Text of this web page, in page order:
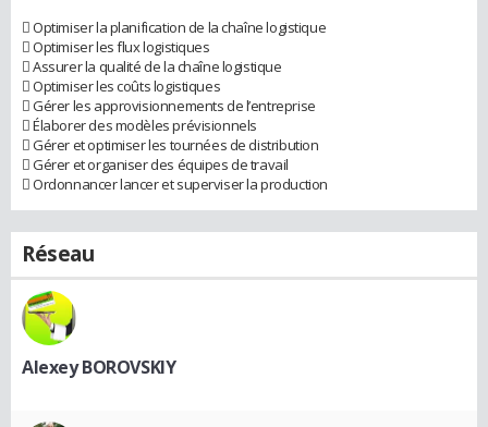
 Optimiser la planification de la chaîne logistique
 Optimiser les flux logistiques
 Assurer la qualité de la chaîne logistique
 Optimiser les coûts logistiques
 Gérer les approvisionnements de l’entreprise
 Élaborer des modèles prévisionnels
 Gérer et optimiser les tournées de distribution
 Gérer et organiser des équipes de travail
 Ordonnancer lancer et superviser la production
Réseau
Alexey BOROVSKIY